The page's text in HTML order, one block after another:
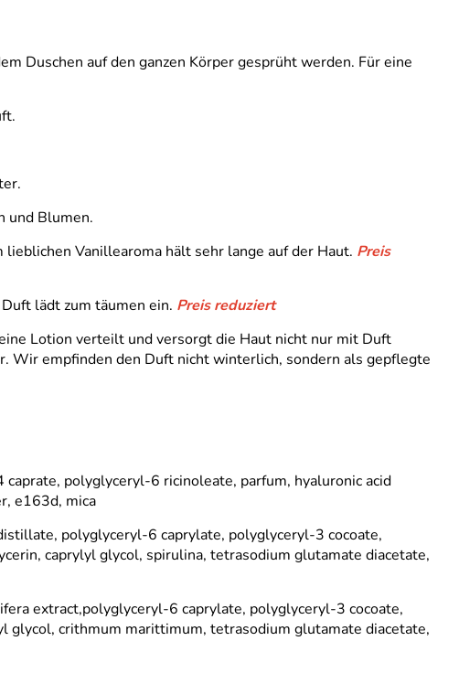
Duschen auf den ganzen Körper gesprüht werden. Für eine
und Blumen.
Vanillearoma hält sehr lange auf der Haut. Preis
lädt zum täumen ein. Preis reduziert
Lotion verteilt und versorgt die Haut nicht nur mit Duft
Wir empfinden den Duft nicht winterlich, sondern als gepflegte
polyglyceryl-6 ricinoleate, parfum, hyaluronic acid
e163d, mica
polyglyceryl-6 caprylate, polyglyceryl-3 cocoate,
caprylyl glycol, spirulina, tetrasodium glutamate diacetate,
extract,polyglyceryl-6 caprylate, polyglyceryl-3 cocoate,
crithmum marittimum, tetrasodium glutamate diacetate,